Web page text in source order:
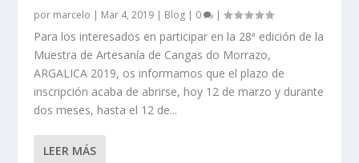
por marcelo | Mar 4, 2019 | Blog | 0 |
Para los interesados en participar en la 28ª edición de la
Muestra de Artesanía de Cangas do Morrazo,
ARGALICA 2019, os informamos que el plazo de
inscripción acaba de abrirse, hoy 12 de marzo y durante
dos meses, hasta el 12 de...
LEER MÁS